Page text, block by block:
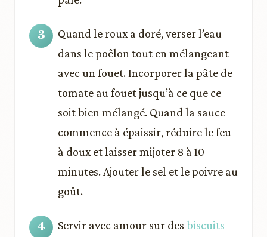
Quand le roux a doré, verser l’eau
dans le poêlon tout en mélangeant
avec un fouet. Incorporer la pâte de
tomate au fouet jusqu’à ce que ce
soit bien mélangé. Quand la sauce
commence à épaissir, réduire le feu
à doux et laisser mijoter 8 à 10
minutes. Ajouter le sel et le poivre au
goût.
Servir avec amour sur des biscuits